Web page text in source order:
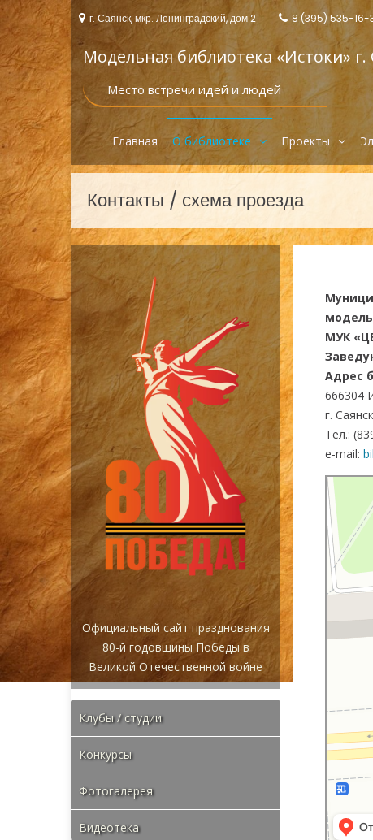
Перейти
к
содержимому
г. Саянск, мкр. Ленинградский, дом 2 8 (395) 535-16-
Модельная библиотека «Истоки‎» г.
Место встречи идей и людей
Главная О библиотеке Проекты
Контакты / схема проезда
МУК
Адрес
666304
г.
Тел.:
e-mail:
Истоки
Официальный сайт празднования
80-й годовщины Победы в
Великой Отечественной войне
Клубы / студии
Конкурсы
Фотогалерея
Видеотека